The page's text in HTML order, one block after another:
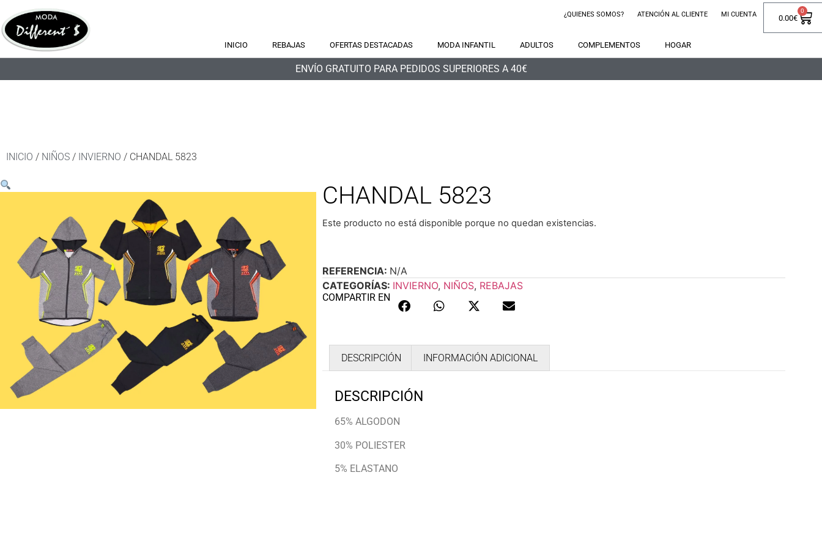
¿QUIENES SOMOS? ATENCIÓN AL CLIENTE MI CUENTA 0.00€
0
INICIO REBAJAS OFERTAS DESTACADAS MODA INFANTIL ADULTOS COMPLEMENTOS HOGAR
ENVÍO GRATUITO PARA PEDIDOS SUPERIORES A 40€
INICIO / NIÑOS / INVIERNO / CHANDAL 5823
CHANDAL 5823
Este producto no está disponible porque no quedan existencias.
REFERENCIA: N/A
CATEGORÍAS: INVIERNO, NIÑOS, REBAJAS
COMPARTIR EN
DESCRIPCIÓN INFORMACIÓN ADICIONAL
DESCRIPCIÓN
65% ALGODON
30% POLIESTER
5% ELASTANO